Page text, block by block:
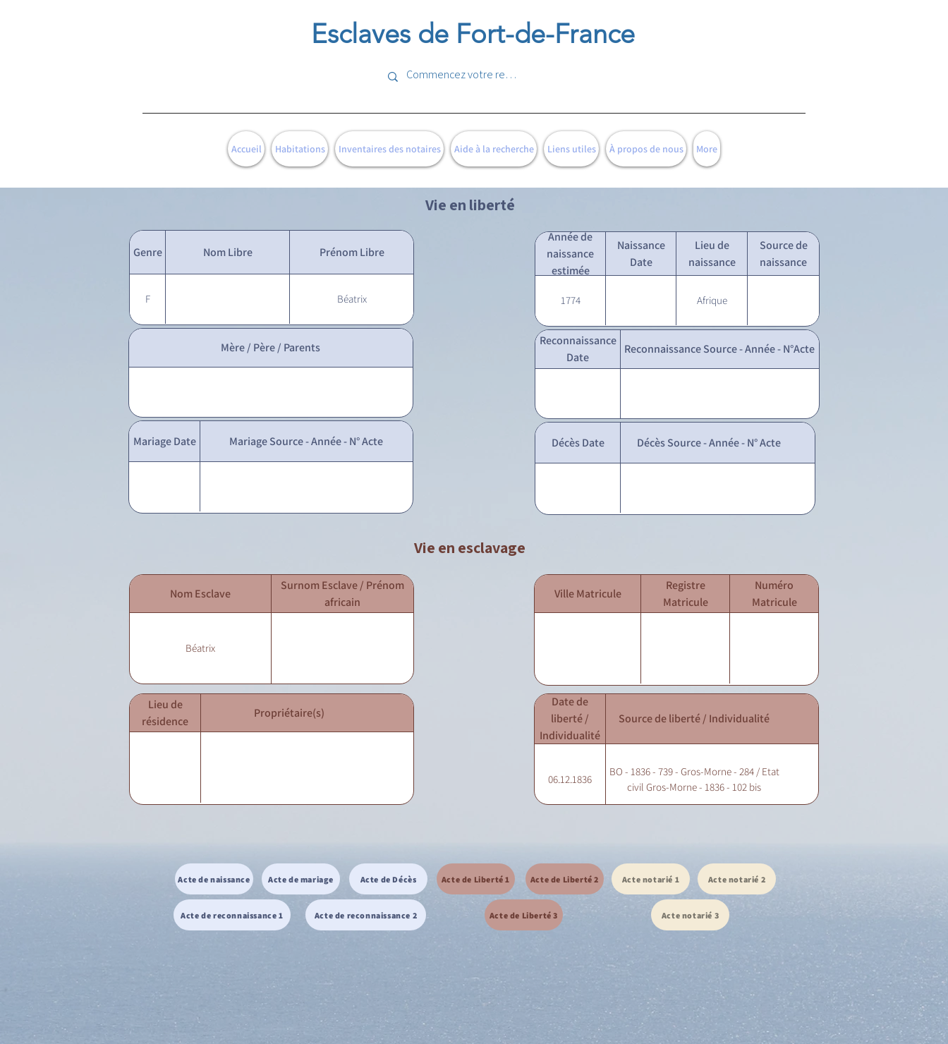
Esclaves de Fort-de-France
Accueil Habitations Inventaires des notaires Aide à la recherche Liens utiles À propos de nous More
Vie en liberté
Genre Nom Libre Prénom Libre
F Béatrix
Année de
naissance
estimée
Naissance
Date
Lieu de
naissance
Source de
naissance
1774 Afrique
Mère / Père / Parents
Mariage Date Mariage Source - Année - N° Acte
Reconnaissance
Date
Reconnaissance Source - Année - N°Acte
Décès Date Décès Source - Année - N° Acte
Vie en esclavage
Nom Esclave
Surnom Esclave / Prénom
africain
Béatrix
Ville Matricule
Registre
Matricule
Numéro
Matricule
Lieu de
résidence
Propriétaire(s)
Date de
liberté /
Individualité
Source de liberté / Individualité
06.12.1836
BO - 1836 - 739 - Gros-Morne - 284 / Etat
civil Gros-Morne - 1836 - 102 bis
Acte de naissance Acte de mariage Acte de Décès
Acte de reconnaissance 1 Acte de reconnaissance 2
Acte de Liberté 1 Acte de Liberté 2
Acte de Liberté 3
Acte notarié 1 Acte notarié 2
Acte notarié 3